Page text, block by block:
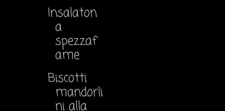
Insalaton
a
spezzaf
ame
Biscotti
mandorli
ni alla